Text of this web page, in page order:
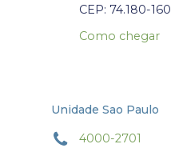
CEP: 74.180-160
Como chegar
Unidade Sao Paulo
4000-2701